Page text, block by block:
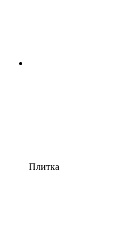
Плитка